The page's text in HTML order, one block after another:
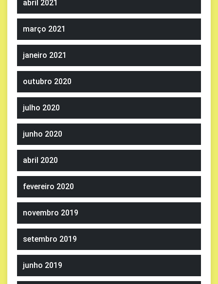
abril 2021
março 2021
janeiro 2021
outubro 2020
julho 2020
junho 2020
abril 2020
fevereiro 2020
novembro 2019
setembro 2019
junho 2019